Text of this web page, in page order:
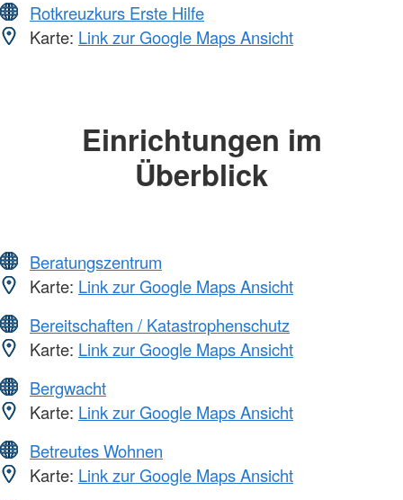
Rotkreuzkurs Erste Hilfe
Karte: Link zur Google Maps Ansicht
Einrichtungen im
Überblick
Beratungszentrum
Karte: Link zur Google Maps Ansicht
Bereitschaften / Katastrophenschutz
Karte: Link zur Google Maps Ansicht
Bergwacht
Karte: Link zur Google Maps Ansicht
Betreutes Wohnen
Karte: Link zur Google Maps Ansicht